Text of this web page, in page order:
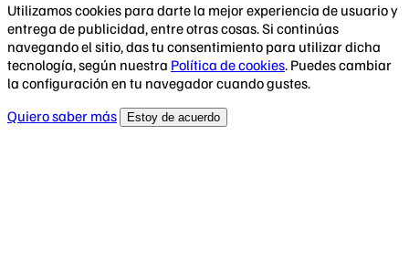
Utilizamos cookies para darte la mejor experiencia de usuario y
entrega de publicidad, entre otras cosas. Si continúas
navegando el sitio, das tu consentimiento para utilizar dicha
tecnología, según nuestra Política de cookies. Puedes cambiar
la configuración en tu navegador cuando gustes.
Quiero saber más
Estoy de acuerdo